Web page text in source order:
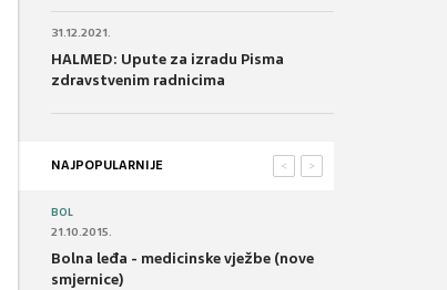
31.12.2021.
HALMED: Upute za izradu Pisma
zdravstvenim radnicima
NAJPOPULARNIJE >
<
BOL
21.10.2015.
Bolna leđa - medicinske vježbe (nove
smjernice)